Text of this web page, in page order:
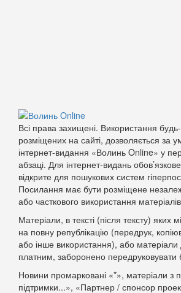
Всі права захищені. Використання
розміщених на сайті, дозволяється за
інтернет-видання «Волинь Online» у
абзаці. Для інтернет-видань
відкрите для пошукових систем
Посилання має бути розміщене
або часткового використання
Матеріали, в тексті (після тексту) яких
на повну републікацію (передрук,
або інше використання), або матеріали
платним, заборонено передруковувати
Новини промарковані «*», матеріали з
підтримки...», «Партнер / спонсор